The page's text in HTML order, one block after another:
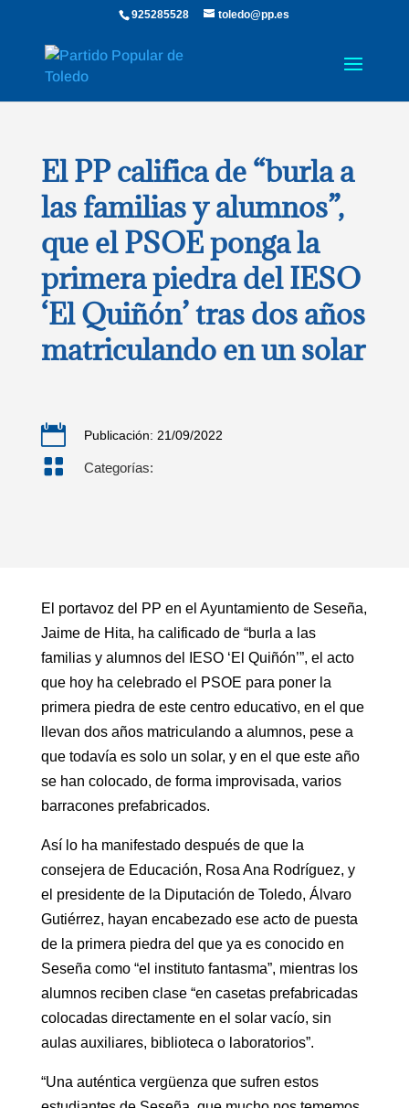
925285528 toledo@pp.es
El PP califica de “burla a
las familias y alumnos”,
que el PSOE ponga la
primera piedra del IESO
‘El Quiñón’ tras dos años
matriculando en un solar
 Publicación: 21/09/2022
 Categorías:
El portavoz del PP en el Ayuntamiento de Seseña,
Jaime de Hita, ha calificado de “burla a las
familias y alumnos del IESO ‘El Quiñón’”, el acto
que hoy ha celebrado el PSOE para poner la
primera piedra de este centro educativo, en el que
llevan dos años matriculando a alumnos, pese a
que todavía es solo un solar, y en el que este año
se han colocado, de forma improvisada, varios
barracones prefabricados.
Así lo ha manifestado después de que la
consejera de Educación, Rosa Ana Rodríguez, y
el presidente de la Diputación de Toledo, Álvaro
Gutiérrez, hayan encabezado ese acto de puesta
de la primera piedra del que ya es conocido en
Seseña como “el instituto fantasma”, mientras los
alumnos reciben clase “en casetas prefabricadas
colocadas directamente en el solar vacío, sin
aulas auxiliares, biblioteca o laboratorios”.
“Una auténtica vergüenza que sufren estos